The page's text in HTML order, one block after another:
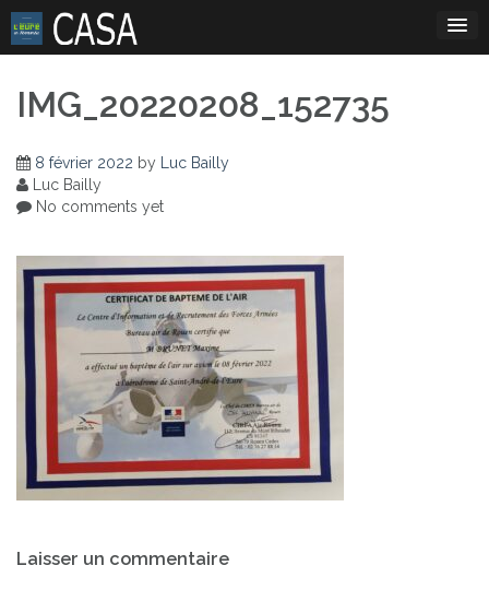
Skip
content
IMG_20220208_152735
8 février 2022 by Luc Bailly
Luc Bailly
No comments yet
de
Laisser un commentaire